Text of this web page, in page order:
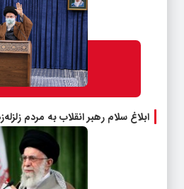
ابلاغ سلام رهبر انقلاب به مردم